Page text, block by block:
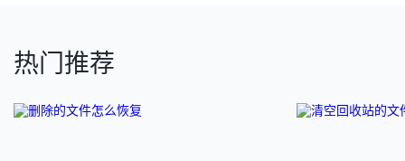
热门推荐